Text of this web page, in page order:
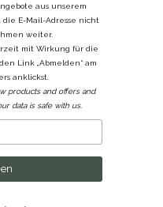
aus unserem
E-Mail-Adresse nicht
weiter.
mit Wirkung für die
Link „Abmelden“ am
anklickst.
products and offers and
data is safe with us.